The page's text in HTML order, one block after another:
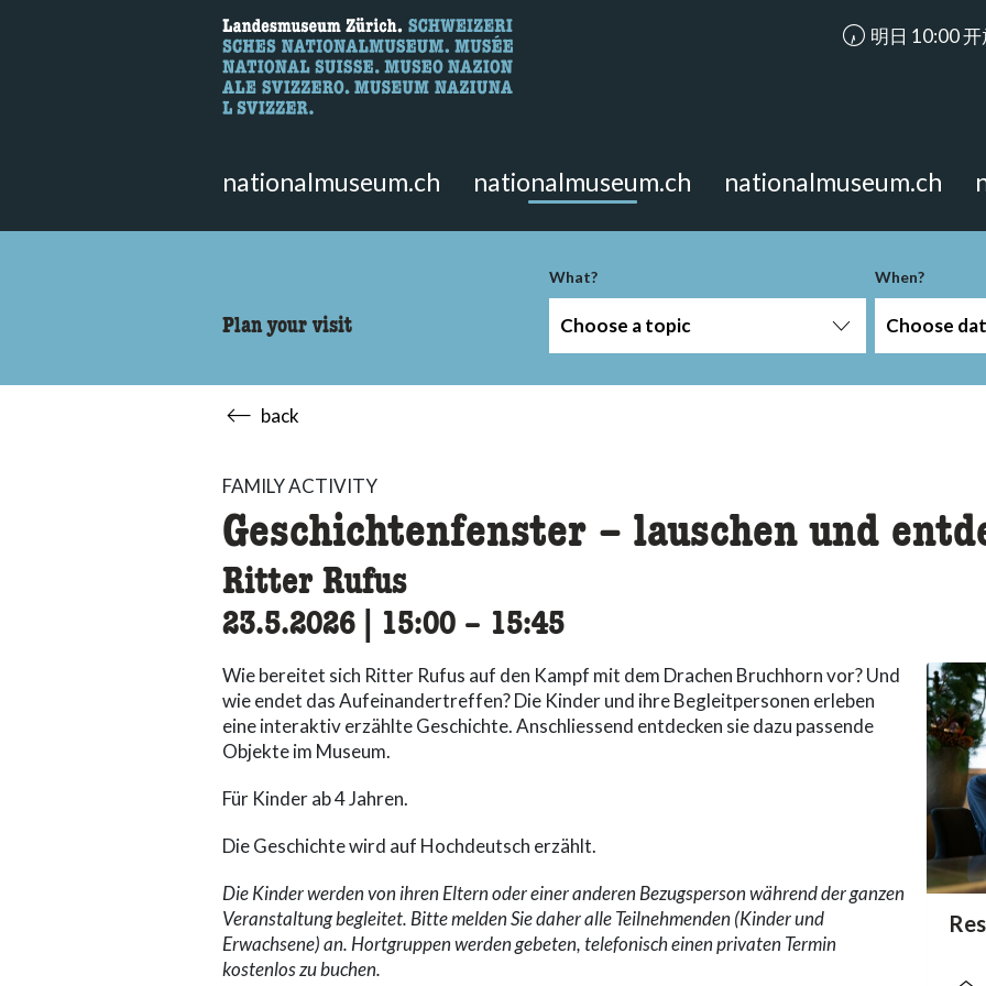
Here you can search for content on the page.
明日 10:00
nationalmuseum.ch nationalmuseum.ch nationalmuseum.ch
Plan your visit
What?
Choose a topic
When?
Choose
back
FAMILY ACTIVITY
Geschichtenfenster – lauschen und
Ritter Rufus
23.5.2026 15:00 accessibility.time_to
– 15:45
Wie bereitet sich Ritter Rufus auf den Kampf mit dem Drachen Bruchhorn vor? Und
wie endet das Aufeinandertreffen? Die Kinder und ihre Begleitpersonen erleben
eine interaktiv erzählte Geschichte. Anschliessend entdecken sie dazu passende
Objekte im Museum.
Für Kinder ab 4 Jahren.
Die Geschichte wird auf Hochdeutsch erzählt.
Die Kinder werden von ihren Eltern oder einer anderen Bezugsperson während der ganzen
Veranstaltung begleitet. Bitte melden Sie daher alle Teilnehmenden (Kinder und
Erwachsene) an. Hortgruppen werden gebeten, telefonisch einen privaten Termin
kostenlos zu buchen.